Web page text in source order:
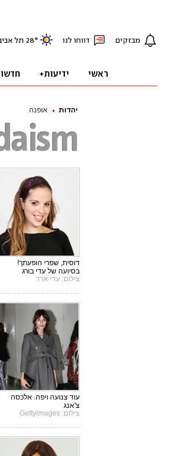
יהדות אופנה
דוסית, שפרי הופעתך!
בסיועה של עדי בורג
צילום: עדי ארד
עוד צנועה ויפה. אלכסה
צ'אנג
צילום: Gettyimages